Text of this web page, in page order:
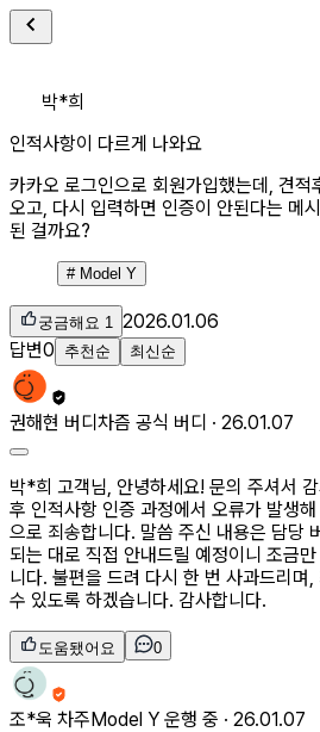
박*희
인적사항이 다르게 나와요
카카오 로그인으로 회원가입했는데, 견적
오고, 다시 입력하면 인증이 안된다는 메
된 걸까요?
# Model Y
궁금해요 1 2026.01.06
답변0 추천순 최신순
권해현 버디 차즘 공식 버디 · 26.01.07
박*희 고객님, 안녕하세요! 문의 주셔서
후 인적사항 인증 과정에서 오류가 발생
으로 죄송합니다. 말씀 주신 내용은 담당
되는 대로 직접 안내드릴 예정이니 조금
니다. 불편을 드려 다시 한 번 사과드리며
수 있도록 하겠습니다. 감사합니다.
도움됐어요 0
조*욱 차주Model Y 운행 중 · 26.01.07